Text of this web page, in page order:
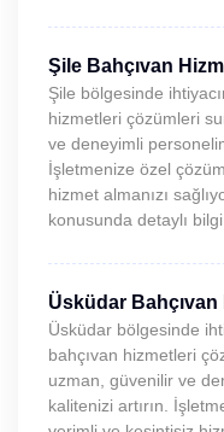
Şile Bahçıvan
Şile bölgesinde
hizmetleri çözümleri
ve deneyimli
İşletmenize özel
hizmet almanızı
konusunda detaylı
Üsküdar Bahçıvan
Üsküdar bölgesinde
bahçıvan hizmetleri
uzman, güvenilir ve
kalitenizi artırın.